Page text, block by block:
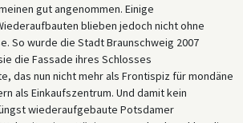
gut angenommen. Einige
blieben jedoch nicht ohne
So wurde die Stadt Braunschweig 2007
die Fassade ihres Schlosses
das nun nicht mehr als Frontispiz für mondäne
als Einkaufszentrum. Und damit kein
wiederaufgebaute Potsdamer